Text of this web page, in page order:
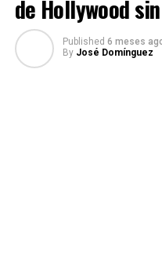
de Hollywood
Published 6 meses
By José Domínguez